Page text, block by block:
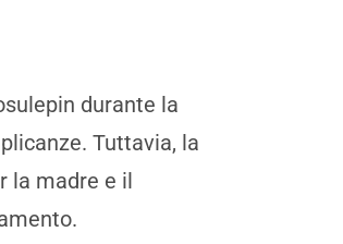
durante la
Tuttavia, la
la madre e il